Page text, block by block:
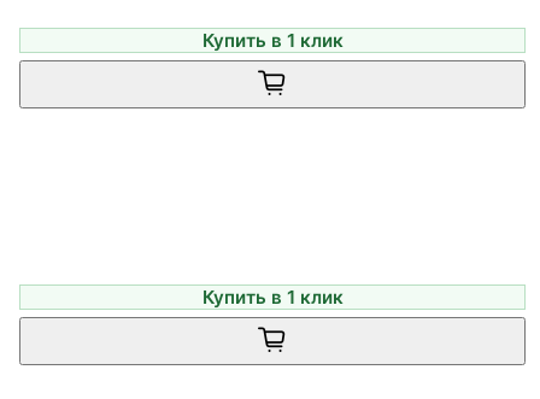
Купить в 1 клик
Купить в 1 клик